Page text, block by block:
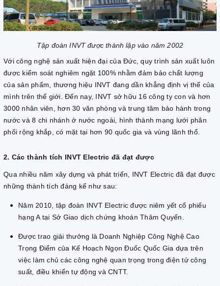
Tập đoàn INVT được thành lập vào năm 2002
Với công nghệ sản xuất hiện đại của Đức, quy trình sản xuất luôn
được kiểm soát nghiêm ngặt 100% nhằm đảm bảo chất lượng
của sản phẩm, thương hiệu INVT đang dần khẳng định vị thế của
mình trên thế giới. Đến nay, INVT sở hữu 16 công ty con và hơn
3000 nhân viên, hơn 30 văn phòng và trung tâm bảo hành trong
nước và 8 chi nhánh ở nước ngoài, hình thành mạng lưới phân
phối rộng khắp, có mặt tại hơn 90 quốc gia và vùng lãnh thổ.
2. Các thành tích INVT Electric đã đạt được
Qua nhiều năm xây dựng và phát triển, INVT Electric đã đạt được
những thành tích đáng kể như sau:
Năm 2010, tập đoàn INVT Electric được niêm yết cổ phiếu
hạng A tại Sở Giao dịch chứng khoán Thâm Quyến.
Được trao giải thưởng là Doanh Nghiệp Công Nghệ Cao
Trọng Điểm của Kế Hoạch Ngọn Đuốc Quốc Gia dựa trên
việc làm chủ các công nghệ quan trọng trong điện tử công
suất, điều khiển tự động và CNTT.